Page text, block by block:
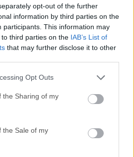
opt-out of the further
information by third parties on the
participants. This information may
third parties on the IAB’s List of
that may further disclose it to other
Opt Outs
the Sharing of my
the Sale of my
ti
o idea que desees compartir